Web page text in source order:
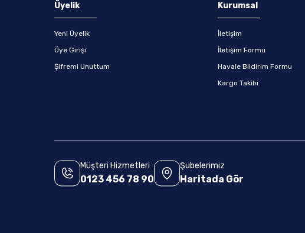
Üyelik
Yeni Üyelik
Üye Girişi
Şifremi Unuttum
Kurumsal
İletişim
İletişim Formu
Havale Bildirim Formu
Kargo Takibi
Müşteri Hizmetleri
0123 456 78 90
Şubelerimiz
Haritada Gör